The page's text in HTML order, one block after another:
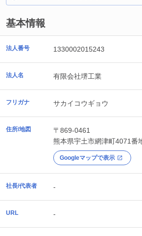
基本情報
法人番号 1330002015243
法人名 有限会社堺工業
フリガナ サカイコウギョウ
住所/地図
〒869-0461
熊本県宇土市網津町4071番
Googleマップで表示
社長/代表者 -
URL -